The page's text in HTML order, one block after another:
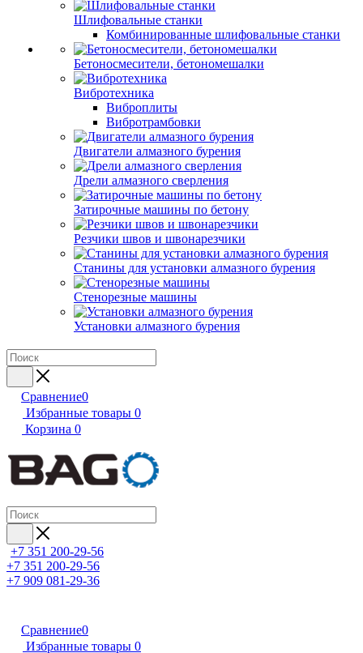
Шлифовальные станки
Комбинированные шлифовальные станки
Бетоносмесители, бетономешалки
Вибротехника
Виброплиты
Вибротрамбовки
Двигатели алмазного бурения
Дрели алмазного сверления
Затирочные машины по бетону
Резчики швов и швонарезчики
Станины для установки алмазного бурения
Стенорезные машины
Установки алмазного бурения
Сравнение0
Избранные товары 0
Корзина 0
+7 351 200-29-56
+7 351 200-29-56
+7 909 081-29-36
Сравнение0
Избранные товары 0